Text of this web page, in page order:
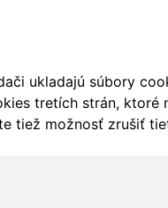
ukladajú súbory
tretích strán, ktoré
tiež možnosť zrušiť